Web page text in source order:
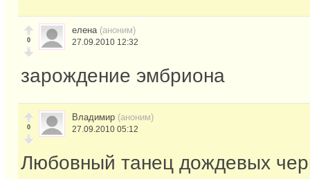
0
елена (аноним)
27.09.2010 12:32
зарождение эмбриона
0
Владимир (аноним)
27.09.2010 05:12
Любовный танец дождевых